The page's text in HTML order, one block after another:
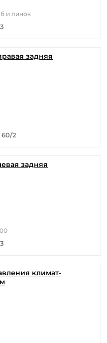
и линок
задняя
60/2
задняя
климат-